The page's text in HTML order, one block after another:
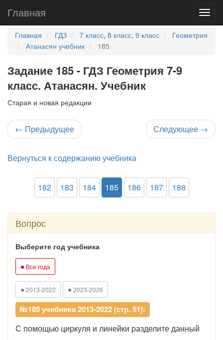
Главная
Главная ГДЗ 7 класс, 8 класс, 9 класс
Геометрия
Атанасян учебник
185
Задание 185 - ГДЗ Геометрия 7-9
класс. Атанасян. Учебник
Старая и новая редакции
← Предыдущее Следующее →
Вернуться к содержанию учебника
182 183 184 185 186 187 188
Вопрос
Выберите год учебника
● Все года
● 2013-2022 ● 2023-2026
№185 учебника 2013-2022 (стр. 51):
С помощью циркуля и линейки разделите данный